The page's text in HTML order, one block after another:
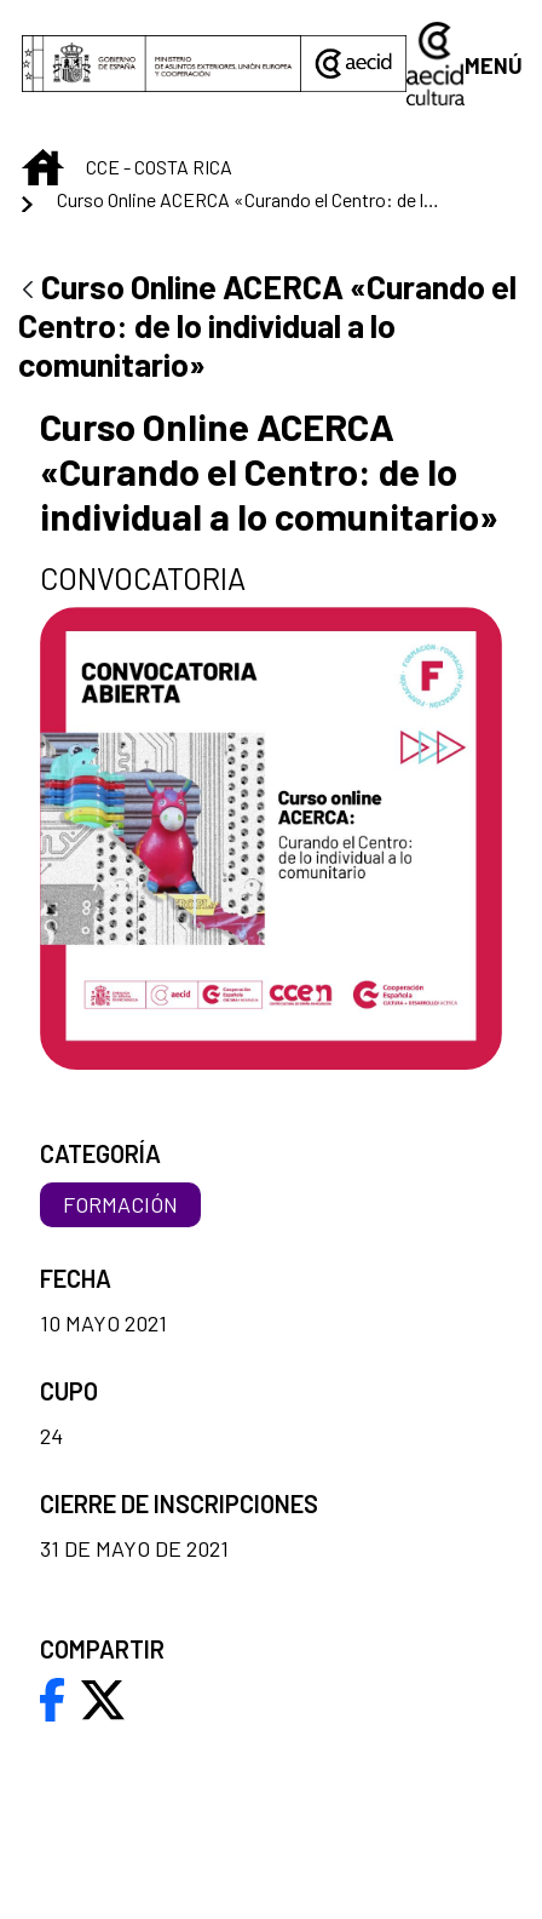
MENÚ
INICIO
CCE - COSTA RICA
Curso Online ACERCA «Curando el
Centro: de lo individual a lo
comunitario»
Curso Online ACERCA
«Curando el Centro: de lo
individual a lo comunitario»
CONVOCATORIA
CATEGORÍA
FORMACIÓN
FECHA
10 MAYO 2021
CUPO
24
CIERRE DE INSCRIPCIONES
31 DE MAYO DE 2021
COMPARTIR